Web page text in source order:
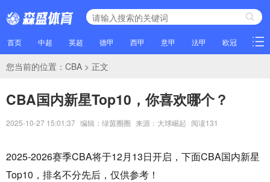
首页 中超 英超 德甲 西甲 意甲 法甲 欧冠 NBA
您当前的位置： CBA > 正文
CBA国内新星Top10，你喜欢哪个？
2025-10-27 15:01:37 编辑：绿茵圈圈 来源：大球崛起 阅读131
2025-2026赛季CBA将于12月13日开启，下面CBA国内新星
Top10，排名不分先后，仅供参考！